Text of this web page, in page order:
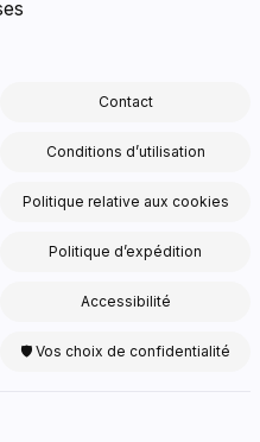
Contact
Conditions d’utilisation
Politique relative aux cookies
Politique d’expédition
Accessibilité
🛡 Vos choix de confidentialité